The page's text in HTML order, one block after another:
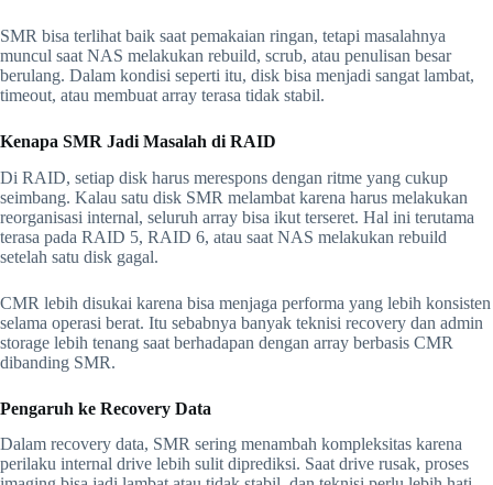
SMR bisa terlihat baik saat pemakaian ringan, tetapi masalahnya
muncul saat NAS melakukan rebuild, scrub, atau penulisan besar
berulang. Dalam kondisi seperti itu, disk bisa menjadi sangat lambat,
timeout, atau membuat array terasa tidak stabil.
Kenapa SMR Jadi Masalah di RAID
Di RAID, setiap disk harus merespons dengan ritme yang cukup
seimbang. Kalau satu disk SMR melambat karena harus melakukan
reorganisasi internal, seluruh array bisa ikut terseret. Hal ini terutama
terasa pada RAID 5, RAID 6, atau saat NAS melakukan rebuild
setelah satu disk gagal.
CMR lebih disukai karena bisa menjaga performa yang lebih konsisten
selama operasi berat. Itu sebabnya banyak teknisi recovery dan admin
storage lebih tenang saat berhadapan dengan array berbasis CMR
dibanding SMR.
Pengaruh ke Recovery Data
Dalam recovery data, SMR sering menambah kompleksitas karena
perilaku internal drive lebih sulit diprediksi. Saat drive rusak, proses